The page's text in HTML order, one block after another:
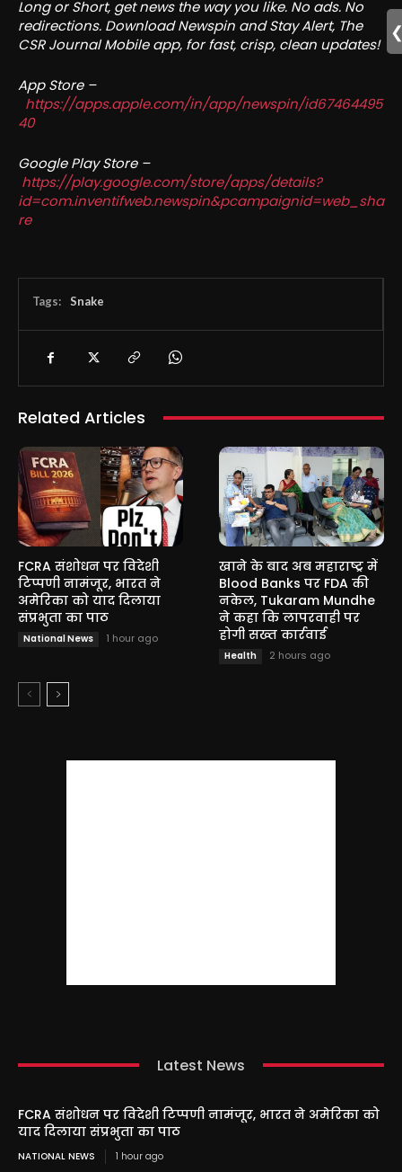
Long or Short, get news the way you like. No ads. No
redirections. Download Newspin and Stay Alert, The
CSR Journal Mobile app, for fast, crisp, clean updates!
App Store –
https://apps.apple.com/in/app/newspin/id67464495
40
Google Play Store –
https://play.google.com/store/apps/details?
id=com.inventifweb.newspin&pcampaignid=web_sha
re
Tags: Snake
Related Articles
FCRA संशोधन पर विदेशी
टिप्पणी नामंजूर, भारत ने
अमेरिका को याद दिलाया
संप्रभुता का पाठ
National News 1 hour ago
खाने के बाद अब महाराष्ट्र में
Blood Banks पर FDA की
नकेल, Tukaram Mundhe
ने कहा कि लापरवाही पर
होगी सख्त कार्रवाई
Health 2 hours ago
Latest News
FCRA संशोधन पर विदेशी टिप्पणी नामंजूर, भारत ने अमेरिका को
याद दिलाया संप्रभुता का पाठ
NATIONAL NEWS 1 hour ago